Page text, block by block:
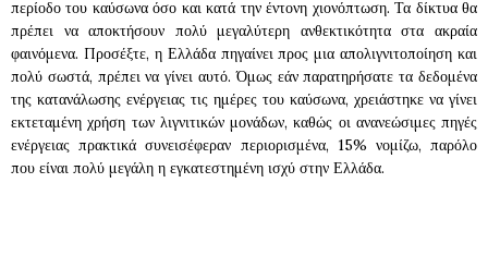
περίοδο του καύσωνα όσο και κατά την έντονη χιονόπτωση. Τα δίκτυα θα
πρέπει να αποκτήσουν πολύ μεγαλύτερη ανθεκτικότητα στα ακραία
φαινόμενα. Προσέξτε, η Ελλάδα πηγαίνει προς μια απολιγνιτοποίηση και
πολύ σωστά, πρέπει να γίνει αυτό. Όμως εάν παρατηρήσατε τα δεδομένα
της κατανάλωσης ενέργειας τις ημέρες του καύσωνα, χρειάστηκε να γίνει
εκτεταμένη χρήση των λιγνιτικών μονάδων, καθώς οι ανανεώσιμες πηγές
ενέργειας πρακτικά συνεισέφεραν περιορισμένα, 15% νομίζω, παρόλο
που είναι πολύ μεγάλη η εγκατεστημένη ισχύ στην Ελλάδα.